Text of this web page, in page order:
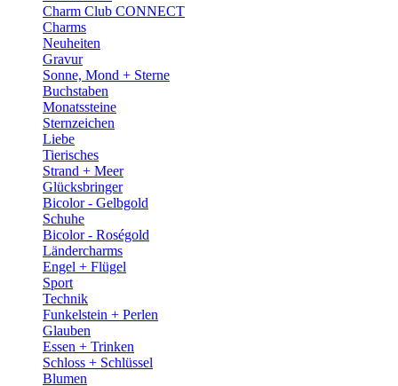
Charm Club CONNECT
Charms
Neuheiten
Gravur
Sonne, Mond + Sterne
Buchstaben
Monatssteine
Sternzeichen
Liebe
Tierisches
Strand + Meer
Glücksbringer
Bicolor - Gelbgold
Schuhe
Bicolor - Roségold
Ländercharms
Engel + Flügel
Sport
Technik
Funkelstein + Perlen
Glauben
Essen + Trinken
Schloss + Schlüssel
Blumen